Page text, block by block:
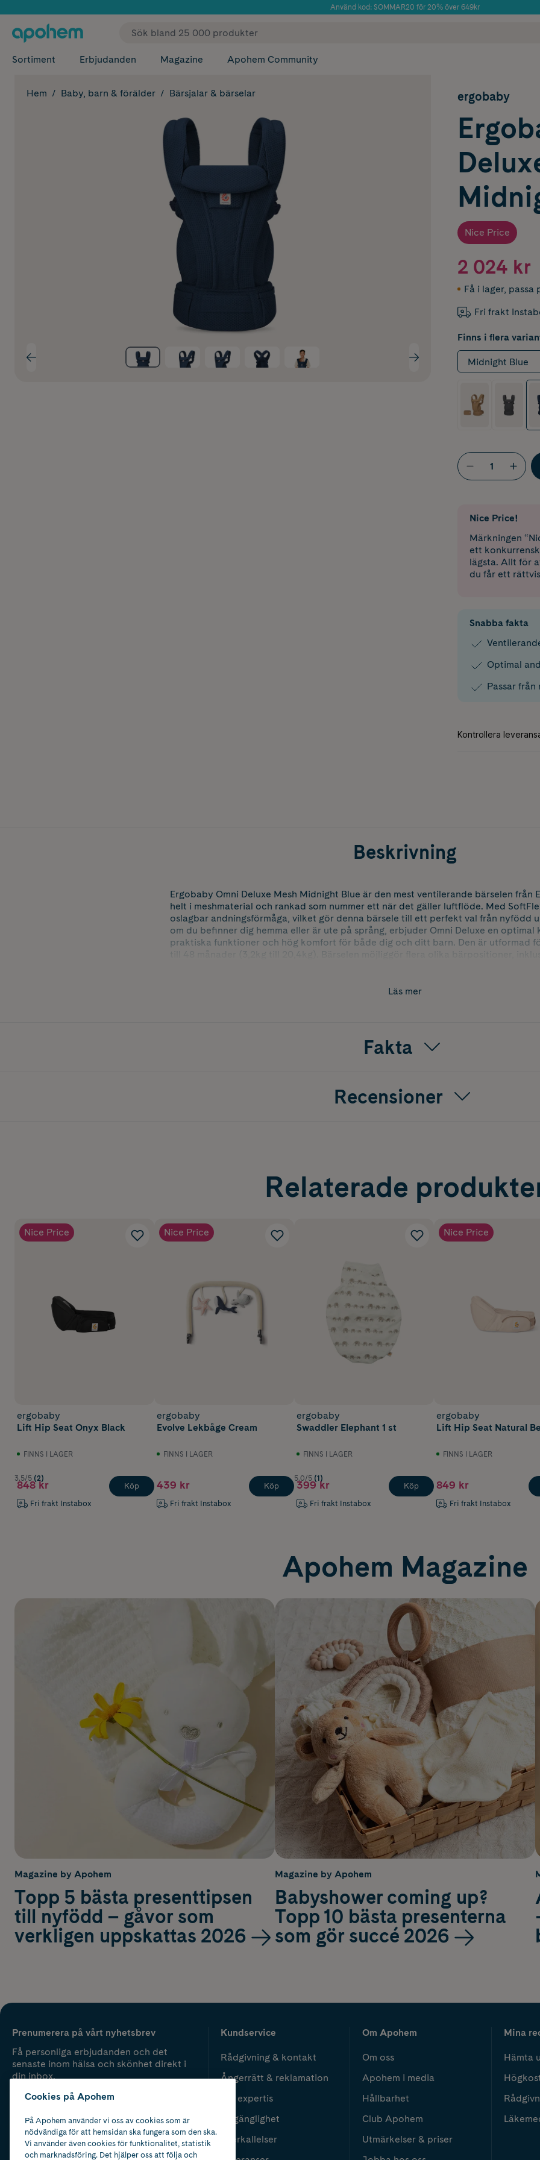
Använd kod: SOMMAR20 för 20% över 649kr
✓ Fri frakt
Sortiment Erbjudanden Magazine Apohem Community
Hem Baby, barn & förälder Bärsjalar & bärselar ergobaby
Nice Price
2 024 kr
Få i lager, passa
Fri frakt
Finns i flera
Midnight Blue
Nice Price!
Märkningen
ett
lägsta. Allt för
du får ett
Snabba fakta
Optimal
Passar
Beskrivning
Ergobaby Omni Deluxe Mesh Midnight Blue är den mest ventilerande bärselen från
helt i meshmaterial och rankad som nummer ett när det gäller luftflöde. Med
oslagbar andningsförmåga, vilket gör denna bärsele till ett perfekt val från nyfödd
om du befinner dig hemma eller är ute på språng, erbjuder Omni Deluxe en optimal
praktiska funktioner och hög komfort för både dig och ditt barn. Den är utformad
till 48 månader (3,2kg till 20,4kg). Bärselen möjliggör flera olika bärpositioner,
Omni Deluxe är dessutom amningsvänlig och utrustad med en babyhuva med
Läs mer
Fakta
Recensioner
Relaterade
Nice Price
ergobaby
Lift Hip Seat Onyx Black
FINNS I LAGER
3.5/5 (2)
848 kr
Fri frakt Instabox
Köp
Nice Price
ergobaby
Evolve Lekbåge Cream
FINNS I LAGER
439 kr
Fri frakt Instabox
Köp
ergobaby
Swaddler Elephant 1 st
FINNS I LAGER
5.0/5 (1)
399 kr
Fri frakt Instabox
Köp
Nice Price
ergobaby
Lift Hip Seat Natural
FINNS I LAGER
849 kr
Fri frakt Instabox
Apohem Magazine
Magazine by Apohem
Topp 5 bästa presenttipsen
till nyfödd – gåvor som
verkligen uppskattas 2026
Magazine by Apohem
Babyshower coming up?
Topp 10 bästa presenterna
som gör succé 2026
Prenumerera på vårt nyhetsbrev
Få personliga erbjudanden och det
senaste inom hälsa och skönhet direkt i
din inbox.
Kundservice
Rådgivning & kontakt
Ångerrätt & reklamation
Vår expertis
Tillgänglighet
Återkallelser
Om Apohem
Om oss
Apohem i media
Hållbarhet
Club Apohem
Utmärkelser & priser
Mina
Hämta
Cookies på Apohem
På Apohem använder vi oss av cookies som är
nödvändiga för att hemsidan ska fungera som den ska.
Vi använder även cookies för funktionalitet, statistik
och marknadsföring. Det hjälper oss att följa och